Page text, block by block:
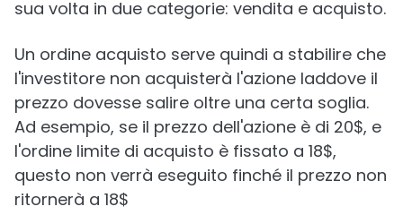
sua volta in due categorie: vendita e acquisto.
Un ordine acquisto serve quindi a stabilire che
l'investitore non acquisterà l'azione laddove il
prezzo dovesse salire oltre una certa soglia.
Ad esempio, se il prezzo dell'azione è di 20$, e
l'ordine limite di acquisto è fissato a 18$,
questo non verrà eseguito finché il prezzo non
ritornerà a 18$